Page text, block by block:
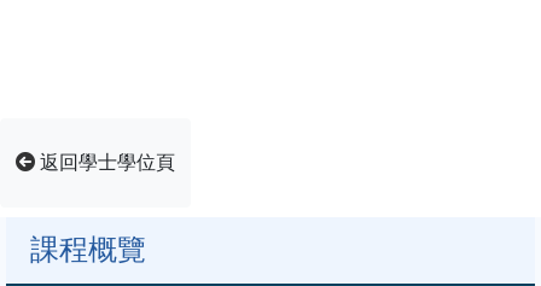
返回學士學位頁
課程概覽